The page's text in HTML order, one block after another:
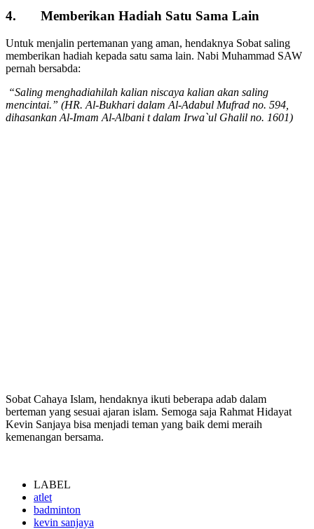
4. Memberikan Hadiah Satu Sama Lain
Untuk menjalin pertemanan yang aman, hendaknya Sobat saling
memberikan hadiah kepada satu sama lain. Nabi Muhammad SAW
pernah bersabda:
“Saling menghadiahilah kalian niscaya kalian akan saling
mencintai.” (HR. Al-Bukhari dalam Al-Adabul Mufrad no. 594,
dihasankan Al-Imam Al-Albani t dalam Irwa`ul Ghalil no. 1601)
Sobat Cahaya Islam, hendaknya ikuti beberapa adab dalam
berteman yang sesuai ajaran islam. Semoga saja Rahmat Hidayat
Kevin Sanjaya bisa menjadi teman yang baik demi meraih
kemenangan bersama.
LABEL
atlet
badminton
kevin sanjaya